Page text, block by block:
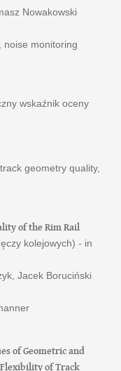
Nowakowski
noise monitoring
wskaźnik oceny
geometry quality,
of the Rim Rail
kolejowych) - in
Jacek Boruciński
of Geometric and
of Track